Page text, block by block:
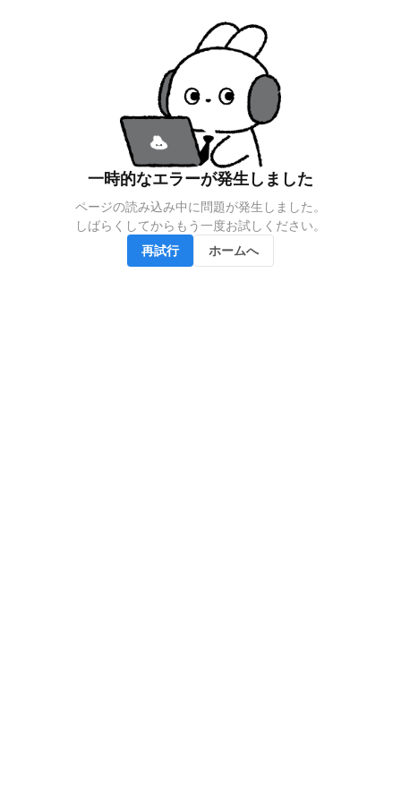
一時的なエラーが発生しました
ページの読み込み中に問題が発生しました。
しばらくしてからもう一度お試しください。
再試行
ホームへ